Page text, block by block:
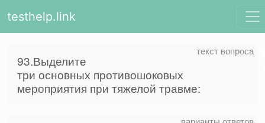
testhelp.link
93.Выделите
три основных противошоковых
мероприятия при тяжелой травме: